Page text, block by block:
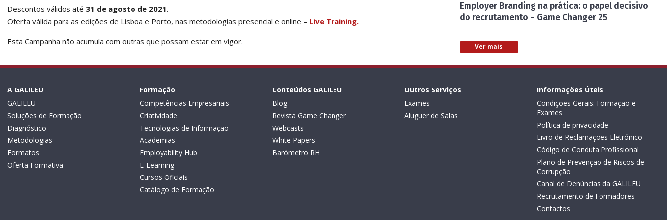
Descontos válidos até 31 de agosto de 2021.
Oferta válida para as edições de Lisboa e Porto, nas metodologias presencial e online – Live Training.
Esta Campanha não acumula com outras que possam estar em vigor.
Employer Branding na prática: o papel decisivo
do recrutamento – Game Changer 25
Ver mais
A GALILEU
GALILEU
Soluções de Formação
Diagnóstico
Metodologias
Formatos
Oferta Formativa
Formação
Competências Empresariais
Criatividade
Tecnologias de Informação
Academias
Employability Hub
E-Learning
Cursos Oficiais
Catálogo de Formação
Conteúdos GALILEU
Blog
Revista Game Changer
Webcasts
White Papers
Barómetro RH
Outros Serviços
Exames
Aluguer de Salas
Informações Úteis
Condições Gerais: Formação e
Exames
Política de privacidade
Livro de Reclamações Eletrónico
Código de Conduta Profissional
Plano de Prevenção de Riscos de
Corrupção
Canal de Denúncias da GALILEU
Recrutamento de Formadores
Contactos